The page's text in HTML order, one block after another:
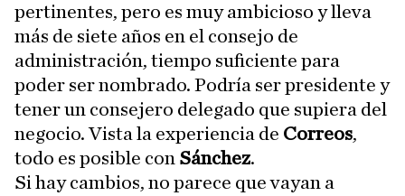
pertinentes, pero es muy ambicioso y lleva
más de siete años en el consejo de
administración, tiempo suficiente para
poder ser nombrado. Podría ser presidente y
tener un consejero delegado que supiera del
negocio. Vista la experiencia de Correos,
todo es posible con Sánchez.
Si hay cambios, no parece que vayan a